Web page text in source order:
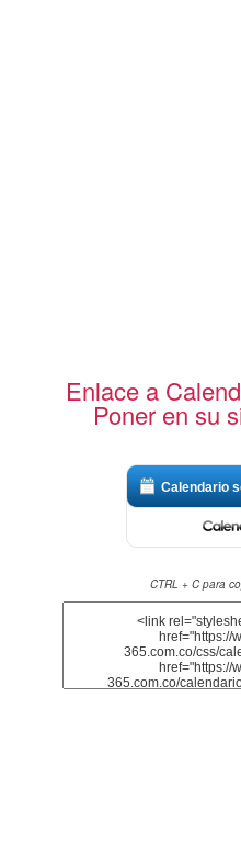
Enlace a
Poner en su
Calendario
CTRL + C para